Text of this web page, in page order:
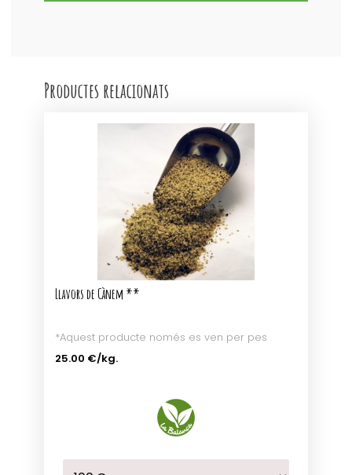
Productes relacionats
Llavors de Cànem **
*Aquest producte només es ven per pes
25.00 €/kg.